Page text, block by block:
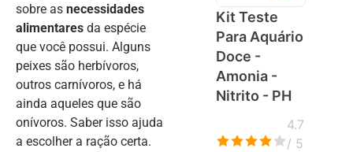
sobre as necessidades
alimentares da espécie
que você possui. Alguns
peixes são herbívoros,
outros carnívoros, e há
ainda aqueles que são
onívoros. Saber isso ajuda
a escolher a ração certa.
Kit Teste
Para Aquário
Doce -
Amonia -
Nitrito - PH
4.7
/ 5